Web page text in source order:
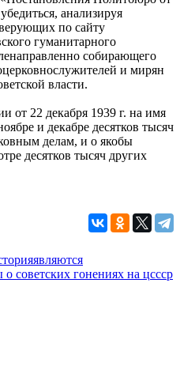
анализируя
по сайту
гуманитарного
собирающего
и мирян
власти.
от 22 декабря 1939 г. на имя
и декабре десятков тысяч
делам, и о якобы
десятков тысяч других
являются
о советских гонениях на цссср